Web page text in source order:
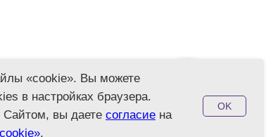
«cookie». Вы можете
в настройках браузера.
Сайтом, вы даете согласие на
.
OK